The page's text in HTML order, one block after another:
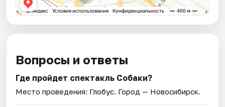
Вопросы и ответы
Где пройдет спектакль Собаки?
Место проведения: Глобус. Город — Новосибирск.